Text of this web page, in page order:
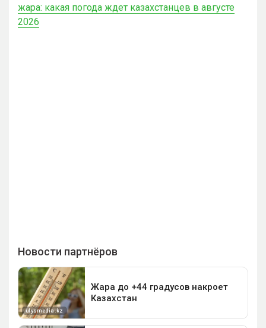
жара: какая погода ждет казахстанцев в августе
2026